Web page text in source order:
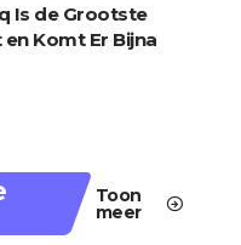
Is de Grootste
Komt Er Bijna
Toon
meer